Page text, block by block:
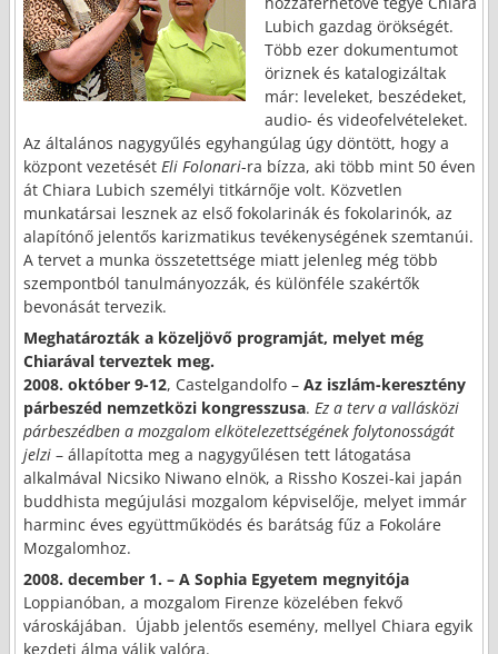
Lubich gazdag örökségét.
Több ezer dokumentumot
öriznek és katalogizáltak
már: leveleket, beszédeket,
audio- és videofelvé­tele­ket.
Az általános nagygyűlés egyhangúlag úgy döntött, hogy a
központ vezetését Eli Folonari-ra bízza, aki több mint 50 éven
át Chiara Lubich személyi titkárnője volt. Közvetlen
munkatársai lesznek az első fokolarinák és fokolarinók, az
alapítónő jelentős kariz­matikus tevékenységének szemtanúi.
A tervet a munka összetettsége miatt jelenleg még több
szempontból tanulmányozzák, és különféle szakértők
bevonását tervezik.
Meghatározták a közeljövő programját, melyet még
Chiarával terveztek meg.
2008. október 9-12, Castelgandolfo – Az iszlám-keresztény
párbeszéd nemzetközi kongresszusa. Ez a terv a vallásközi
párbeszédben a mozgalom elkötelezettségének folytonos­ságát
jelzi– állapította meg a nagygyűlésen tett látogatása
alkalmával Nicsiko Niwano elnök, a Rissho Koszei-kai japán
buddhista megújulási mozgalom képviselője, melyet immár
harminc éves együttműködés és barátság fűz a Fokoláre
Mozgalomhoz.
2008. december 1. – A Sophia Egyetem megnyitója
Loppianóban, a mozgalom Firenze közelében fekvő
városkájában. Újabb jelentős esemény, mellyel Chiara egyik
kezdeti álma válik valóra.